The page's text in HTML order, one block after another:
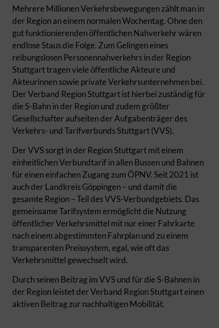
Mehrere Millionen Verkehrsbewegungen zählt man in
der Region an einem normalen Wochentag. Ohne den
gut funktionierenden öffentlichen Nahverkehr wären
endlose Staus die Folge. Zum Gelingen eines
reibungslosen Personennahverkehrs in der Region
Stuttgart tragen viele öffentliche Akteure und
Akteurinnen sowie private Verkehrsunternehmen bei.
Der Verband Region Stuttgart ist hierbei zuständig für
die S-Bahn in der Region und zudem größter
Gesellschafter aufseiten der Aufgabenträger des
Verkehrs- und Tarifverbunds Stuttgart (VVS).
Der VVS sorgt in der Region Stuttgart mit einem
einheitlichen Verbundtarif in allen Bussen und Bahnen
für einen einfachen Zugang zum ÖPNV. Seit 2021 ist
auch der Landkreis Göppingen – und damit die
gesamte Region – Teil des VVS-Verbundgebiets. Das
gemeinsame Tarifsystem ermöglicht die Nutzung
öffentlicher Verkehrsmittel mit nur einer Fahrkarte
nach einem abgestimmten Fahrplan und zu einem
transparenten Preissystem, egal, wie oft das
Verkehrsmittel gewechselt wird.
Durch seinen Beitrag im VVS und für die S-Bahnen in
der Region leistet der Verband Region Stuttgart einen
aktiven Beitrag zur nachhaltigen Mobilität.